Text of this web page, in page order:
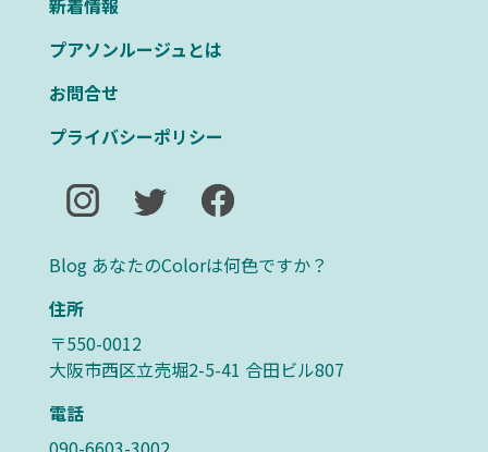
新着情報
プアソンルージュとは
お問合せ
プライバシーポリシー
Blog あなたのColorは何色ですか？
住所
〒550-0012
大阪市西区立売堀2-5-41 合田ビル807
電話